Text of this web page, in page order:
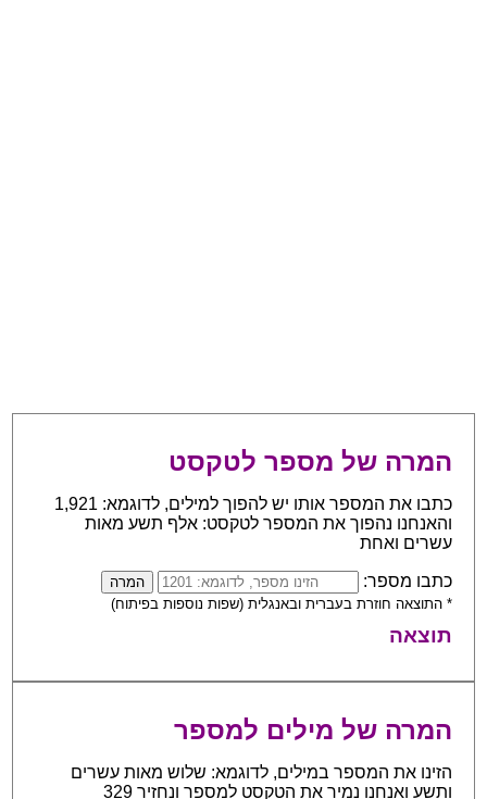
המרה של מספר לטקסט
כתבו את המספר אותו יש להפוך למילים, לדוגמא: 1,921
והאנחנו נהפוך את המספר לטקסט: אלף תשע מאות
עשרים ואחת
כתבו מספר:
* התוצאה חוזרת בעברית ובאנגלית (שפות נוספות בפיתוח)
תוצאה
המרה של מילים למספר
הזינו את המספר במילים, לדוגמא: שלוש מאות עשרים
ותשע ואנחנו נמיר את הטקסט למספר ונחזיר 329